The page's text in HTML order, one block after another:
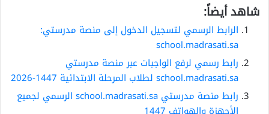
شاهد أيضاً:
الرابط الرسمي لتسجيل الدخول إلى منصة مدرستي:
school.madrasati.sa
رابط رسمي لرفع الواجبات عبر منصة مدرستي
school.madrasati.sa لطلاب المرحلة الابتدائية 1447-2026
رابط منصة مدرستي school.madrasati.sa الرسمي لجميع